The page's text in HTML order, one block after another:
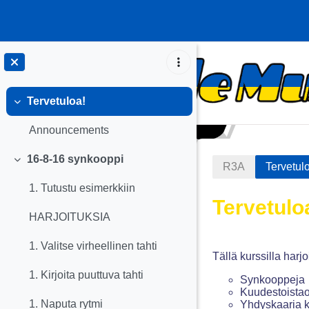
Tiivistä
Tervetuloa!
Announcements
Tiivistä
16-8-16 synkooppi
1. Tutustu esimerkkiin
HARJOITUKSIA
1. Valitse virheellinen tahti
1. Kirjoita puuttuva tahti
1. Naputa rytmi
R3A
Osion
Tällä kurssilla
Synkooppeja
Yhdyskaaria